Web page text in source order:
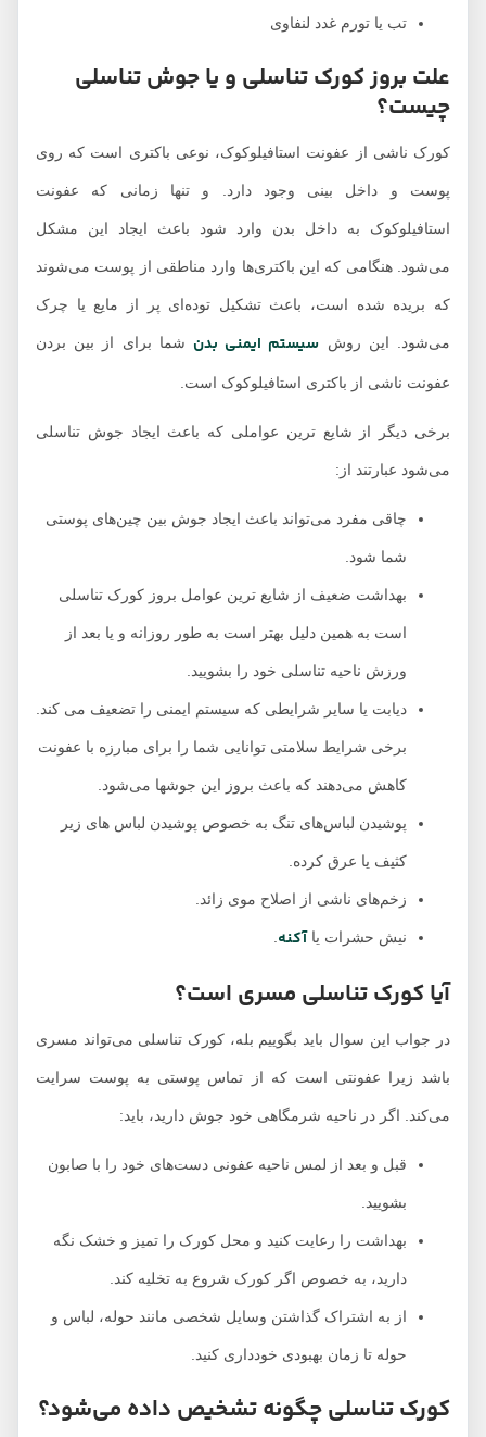
تب یا تورم غدد لنفاوی
علت بروز کورک تناسلی و یا جوش تناسلی
چیست؟
کورک ناشی از عفونت استافیلوکوک، نوعی باکتری است که روی
پوست و داخل بینی وجود دارد. و تنها زمانی که عفونت
استافیلوکوک به داخل بدن وارد شود باعث ایجاد این مشکل
می‌شود. هنگامی که این باکتری‌ها وارد مناطقی از پوست می‌شوند
که بریده شده است، باعث تشکیل توده‌ای پر از مایع یا چرک
می‌شود. این روشسیستم ایمنی بدن شما برای از بین بردن
عفونت ناشی از باکتری استافیلوکوک است.
برخی دیگر از شایع ترین عواملی که باعث ایجاد جوش تناسلی
می‌شود عبارتند از:
چاقی مفرد می‌تواند باعث ایجاد جوش بین چین‌های پوستی
شما شود.
بهداشت ضعیف از شایع ترین عوامل بروز کورک تناسلی
است به همین دلیل بهتر است به طور روزانه و یا بعد از
ورزش ناحیه تناسلی خود را بشویید.
دیابت یا سایر شرایطی که سیستم ایمنی را تضعیف می کند.
برخی شرایط سلامتی توانایی شما را برای مبارزه با عفونت
کاهش می‌دهند که باعث بروز این جوشها می‌شود.
پوشیدن لباس‌های تنگ به خصوص پوشیدن لباس های زیر
کثیف یا عرق کرده.
زخم‌های ناشی از اصلاح موی زائد.
نیش حشرات یاآکنه .
آیا کورک تناسلی مسری است؟
در جواب این سوال باید بگوییم بله، کورک تناسلی می‌تواند مسری
باشد زیرا عفونتی است که از تماس پوستی به پوست سرایت
می‌کند. اگر در ناحیه شرمگاهی خود جوش دارید، باید:
قبل و بعد از لمس ناحیه عفونی دست‌های خود را با صابون
بشویید.
بهداشت را رعایت کنید و محل کورک را تمیز و خشک نگه
دارید، به خصوص اگر کورک شروع به تخلیه کند.
از به اشتراک گذاشتن وسایل شخصی مانند حوله، لباس و
حوله تا زمان بهبودی خودداری کنید.
کورک تناسلی چگونه تشخیص داده می‌شود؟